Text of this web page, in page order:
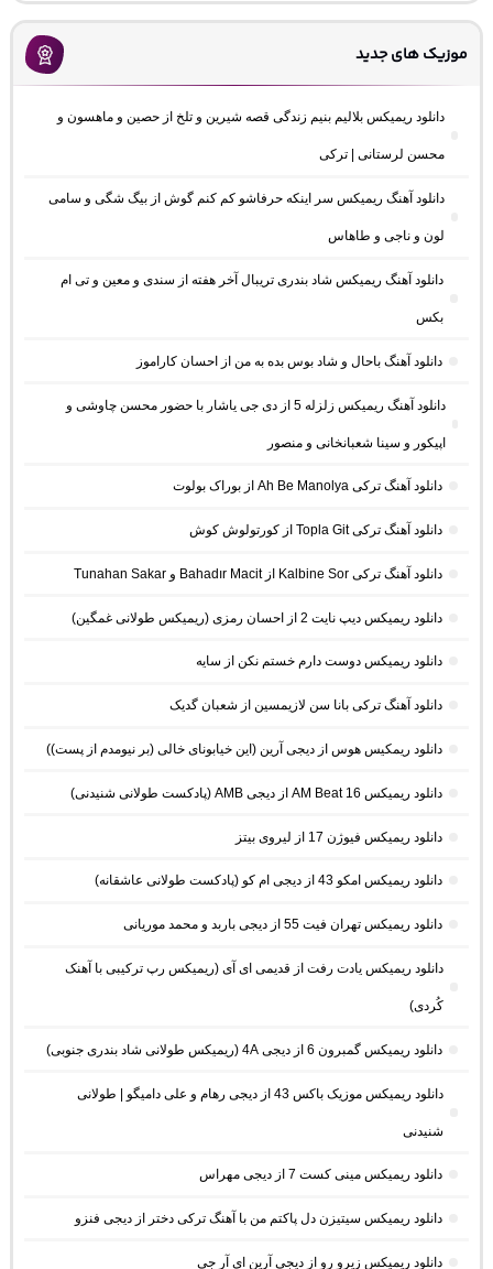
موزیک های جدید
دانلود ریمیکس بلالیم بنیم زندگی قصه شیرین و تلخ از حصین و ماهسون و
محسن لرستانی | ترکی
دانلود آهنگ ریمیکس سر اینکه حرفاشو کم کنم گوش از بیگ شگی و سامی
لون و ناجی و طاهاس
دانلود آهنگ ریمیکس شاد بندری تریبال آخر هفته از سندی و معین و تی ام
بکس
دانلود آهنگ باحال و شاد بوس بده به من از احسان کاراموز
دانلود آهنگ ریمیکس زلزله 5 از دی جی یاشار با حضور محسن چاوشی و
اپیکور و سینا شعبانخانی و منصور
دانلود آهنگ ترکی Ah Be Manolya از بوراک بولوت
دانلود آهنگ ترکی Topla Git از کورتولوش کوش
دانلود آهنگ ترکی Kalbine Sor از Bahadır Macit و Tunahan Sakar
دانلود ریمیکس دیپ نایت 2 از احسان رمزی (ریمیکس طولانی غمگین)
دانلود ریمیکس دوست دارم خستم نکن از سایه
دانلود آهنگ ترکی بانا سن لازیمسین از شعبان گدیک
دانلود ریمکیس هوس از دیجی آرین (این خیابونای خالی (بر نیومدم از پست))
دانلود ریمیکس AM Beat 16 از دیجی AMB (پادکست طولانی شنیدنی)
دانلود ریمیکس فیوژن 17 از لیروی بیتز
دانلود ریمیکس امکو 43 از دیجی ام کو (پادکست طولانی عاشقانه)
دانلود ریمیکس تهران فیت 55 از دیجی باربد و محمد موریانی
دانلود ریمیکس یادت رفت از قدیمی ای آی (ریمیکس رپ ترکیبی با آهنک
کُردی)
دانلود ریمیکس گمبرون 6 از دیجی 4A (ریمیکس طولانی شاد بندری جنوبی)
دانلود ریمیکس موزیک باکس 43 از دیجی رهام و علی دامیگو | طولانی
شنیدنی
دانلود ریمیکس مینی کست 7 از دیجی مهراس
دانلود ریمیکس سیتیزن دل پاکتم من با آهنگ ترکی دختر از دیجی فنزو
دانلود ریمیکس زیرو رو از دیجی آرین ای آر جی